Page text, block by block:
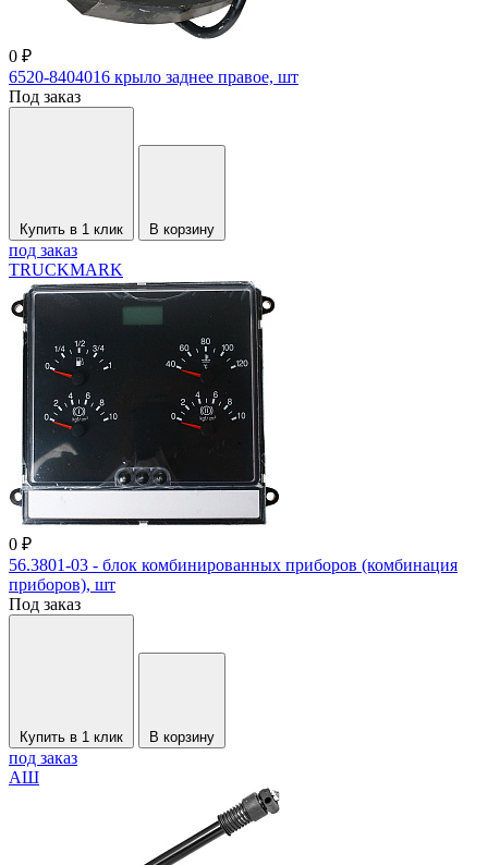
0 ₽
6520-8404016 крыло заднее правое, шт
Под заказ
Купить в 1 клик В корзину
под заказ
TRUCKMARK
0 ₽
56.3801-03 - блок комбинированных приборов (комбинация
приборов), шт
Под заказ
Купить в 1 клик В корзину
под заказ
АШ